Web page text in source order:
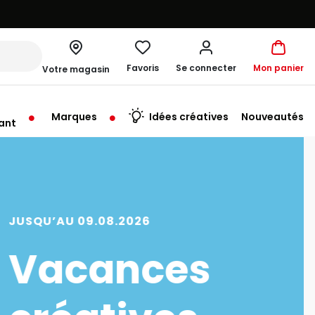
Votre magasin
à 10:00
Favoris Se connecter Mon panier
Marques Idées créatives Nouveautés
09.08.2026